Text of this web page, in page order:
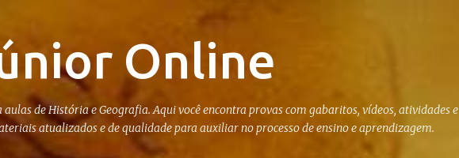
Pular para o conteúdo principal
Online
de História e Geografia. Aqui você encontra provas com gabaritos, vídeos, atividades e
atualizados e de qualidade para auxiliar no processo de ensino e aprendizagem.